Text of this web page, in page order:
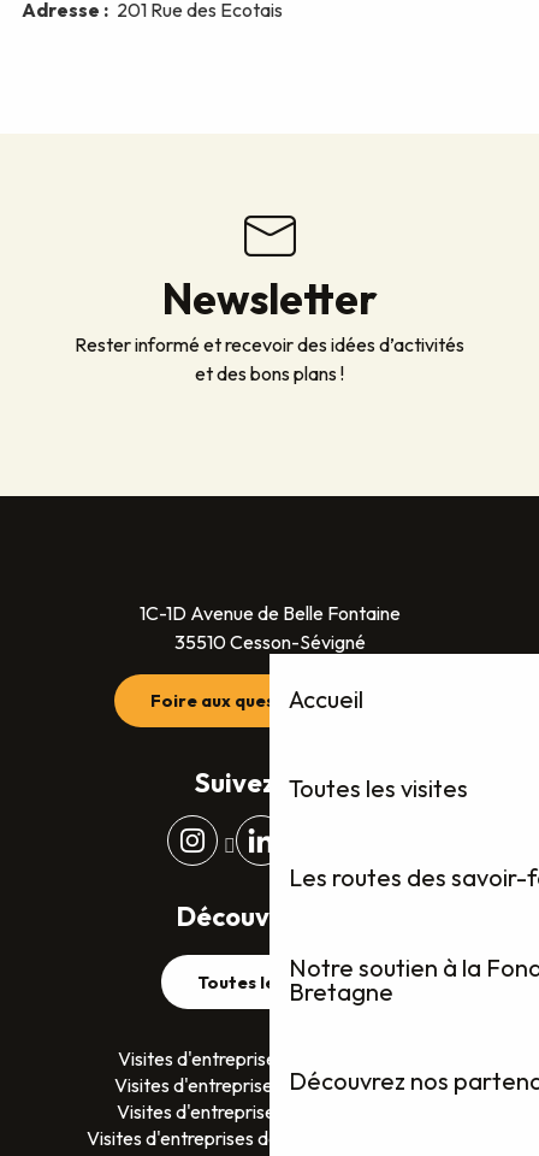
Accueil
Toutes les visites
Les routes des
Notre soutien à la
Bretagne
Découvrez nos
Newsletter
Rester informé et recevoir des idées d’activités
et des bons plans !
1C-1D Avenue de Belle Fontaine
35510 Cesson-Sévigné
Foire aux questions (FAQ)
Suivez-nous
Découvrez plus
Toutes les visites
Visites d'entreprises dans le Finistère
Visites d'entreprises dans le Morbihan
Visites d'entreprises en Ille-et-Vilaine
Visites d'entreprises dans les Côtes D’Armor